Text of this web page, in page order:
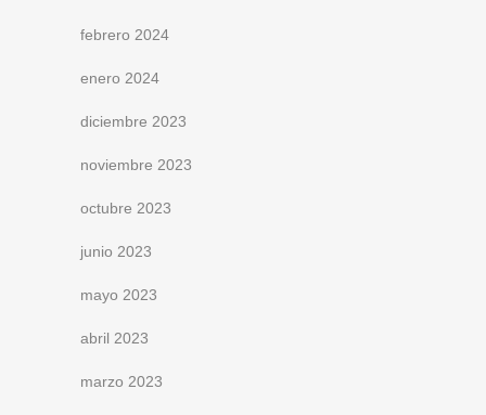
febrero 2024
enero 2024
diciembre 2023
noviembre 2023
octubre 2023
junio 2023
mayo 2023
abril 2023
marzo 2023